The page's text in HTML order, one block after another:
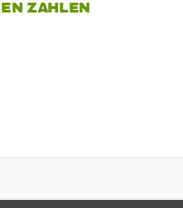
ZAHLEN